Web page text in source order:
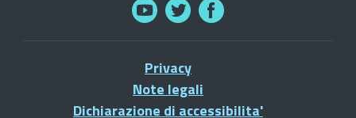
Privacy
Note legali
Dichiarazione di accessibilita'